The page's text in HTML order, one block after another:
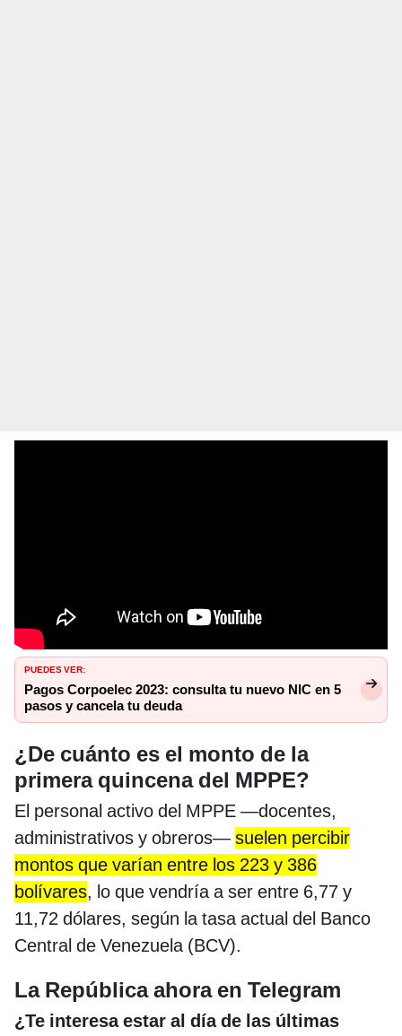
PUEDES VER:
Pagos Corpoelec 2023: consulta tu nuevo NIC en 5
pasos y cancela tu deuda
¿De cuánto es el monto de la
primera quincena del MPPE?
El personal activo del MPPE —docentes,
administrativos y obreros— suelen percibir
montos que varían entre los 223 y 386
bolívares, lo que vendría a ser entre 6,77 y
11,72 dólares, según la tasa actual del Banco
Central de Venezuela (BCV).
La República ahora en Telegram
¿Te interesa estar al día de las últimas